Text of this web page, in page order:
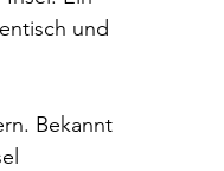
und
Bekannt